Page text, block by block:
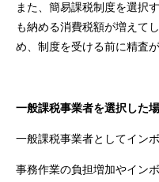
また、簡易課税制度を選択
も納める消費税額が増えて
め、制度を受ける前に精査が
一般課税事業者を選択した
一般課税事業者としてイン
事務作業の負担増加やイン